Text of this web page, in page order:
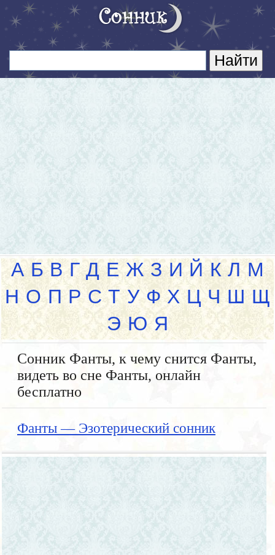
А Б В Г Д Е Ж З И Й К Л М
Н О П Р С Т У Ф Х Ц Ч Ш Щ
Э Ю Я
Сонник Фанты, к чему снится Фанты,
видеть во сне Фанты, онлайн
бесплатно
Фанты — Эзотерический сонник